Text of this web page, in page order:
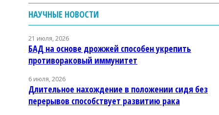
НАУЧНЫЕ НОВОСТИ
21 июля, 2026
БАД на основе дрожжей способен укрепить
противораковый иммунитет
6 июля, 2026
Длительное нахождение в положении сидя без
перерывов способствует развитию рака